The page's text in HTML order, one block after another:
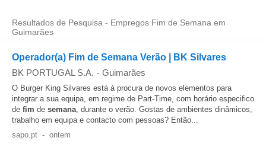
Resultados de Pesquisa - Empregos Fim de Semana em
Guimarães
Operador(a) Fim de Semana Verão | BK Silvares
BK PORTUGAL S.A. - Guimarães
O Burger King Silvares está à procura de novos elementos para
integrar a sua equipa, em regime de Part-Time, com horário especifico
de fim de semana, durante o verão. Gostas de ambientes dinâmicos,
trabalho em equipa e contacto com pessoas? Então...
sapo.pt - ontem